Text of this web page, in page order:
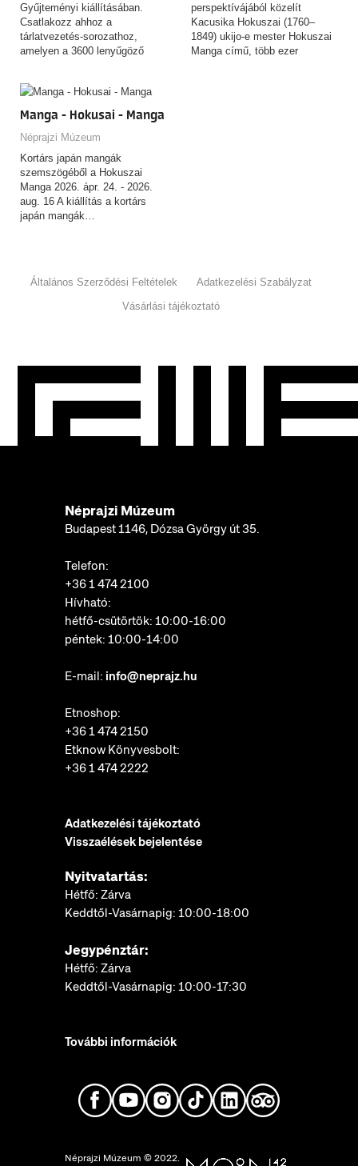
Gyűjteményi kiállításában.
Csatlakozz ahhoz a
tárlatvezetés-sorozathoz,
amelyen a 3600 lenyűgöző
perspektívájából közelít
Kacusika Hokuszai (1760–
1849) ukijo-e mester Hokuszai
Manga című, több ezer
Manga - Hokusai - Manga
Néprajzi Múzeum
Kortárs japán mangák
szemszögéből a Hokuszai
Manga 2026. ápr. 24. - 2026.
aug. 16 A kiállítás a kortárs
japán mangák…
Általános Szerződési Feltételek
Adatkezelési Szabályzat
Vásárlási tájékoztató
Néprajzi Múzeum
Budapest 1146, Dózsa György út 35.
Telefon:
+36 1 474 2100
Hívható:
hétfő-csütörtök: 10:00-16:00
péntek: 10:00-14:00
E-mail: info@neprajz.hu
Etnoshop:
+36 1 474 2150
Etknow Könyvesbolt:
+36 1 474 2222
Adatkezelési tájékoztató
Visszaélések bejelentése
Nyitvatartás:
Hétfő: Zárva
Keddtől-Vasárnapig: 10:00-18:00
Jegypénztár:
Hétfő: Zárva
Keddtől-Vasárnapig: 10:00-17:30
További információk
Néprajzi Múzeum © 2022.